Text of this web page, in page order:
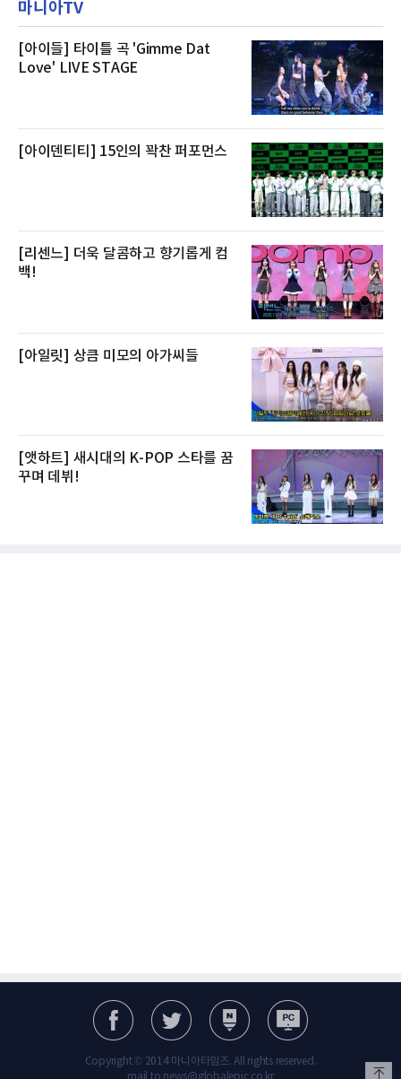
클럽 앰배서더 라운지
우 등이 포함됐다. 쿠팡은 올해 큰 크기의 전복
생산량이 늘어난 점을 반영해 주요 산지 상품을
전복은 산지에서 채취한 뒤 전국으로 직송되는
방식으로 운영된다. 신선도가 중요한 상품인 만
큼 이르면 다음 날 오전 배송이 가능하도록 물류
마니아TV
[아이들] 타이틀 곡 'Gimme Dat
Love' LIVE STAGE
[아이덴티티] 15인의 꽉찬 퍼포먼스
[리센느] 더욱 달콤하고 향기롭게 컴
백!
[아일릿] 상큼 미모의 아가씨들
[앳하트] 새시대의 K-POP 스타를 꿈
꾸며 데뷔!
Copyright © 2014 마니아타임즈. All rights reserved.
mail to news@globalepic.co.kr